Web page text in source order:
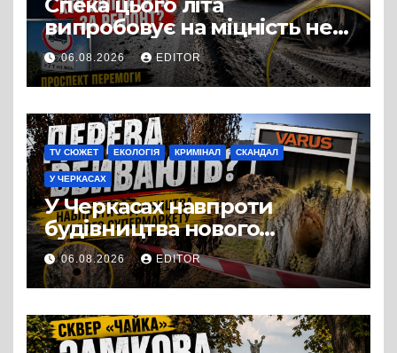
випробовує на міцність не
лише людей, а й дороги
Черкас
06.08.2026 EDITOR
TV СЮЖЕТ ЕКОЛОГІЯ КРИМІНАЛ СКАНДАЛ
У ЧЕРКАСАХ
У Черкасах навпроти
будівництва нового
супермаркету VARUS на
проспекті Перемоги всохли
дерева. І це навряд чи
можна назвати
випадковістю
06.08.2026 EDITOR